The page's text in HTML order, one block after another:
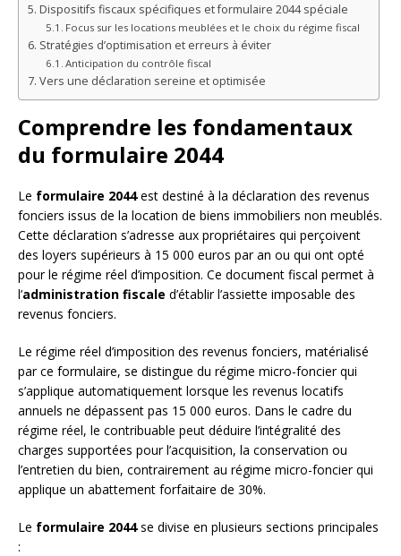
Dispositifs fiscaux spécifiques et formulaire 2044 spéciale
Focus sur les locations meublées et le choix du régime fiscal
Stratégies d’optimisation et erreurs à éviter
Anticipation du contrôle fiscal
Vers une déclaration sereine et optimisée
Comprendre les fondamentaux
du formulaire 2044
Le formulaire 2044est destiné à la déclaration des revenus
fonciers issus de la location de biens immobiliers non meublés.
Cette déclaration s’adresse aux propriétaires qui perçoivent
des loyers supérieurs à 15 000 euros par an ou qui ont opté
pour le régime réel d’imposition. Ce document fiscal permet à
l’administration fiscale d’établir l’assiette imposable des
revenus fonciers.
Le régime réel d’imposition des revenus fonciers, matérialisé
par ce formulaire, se distingue du régime micro-foncier qui
s’applique automatiquement lorsque les revenus locatifs
annuels ne dépassent pas 15 000 euros. Dans le cadre du
régime réel, le contribuable peut déduire l’intégralité des
charges supportées pour l’acquisition, la conservation ou
l’entretien du bien, contrairement au régime micro-foncier qui
applique un abattement forfaitaire de 30%.
Le formulaire 2044se divise en plusieurs sections principales
: